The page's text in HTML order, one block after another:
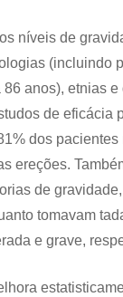
níveis de
(incluindo
anos), etnias e
de eficácia
dos pacientes
ereções.
de
tomavam
e grave,